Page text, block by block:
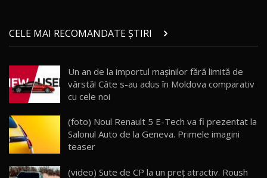
21
Micul BYD Dolphin Surf / Test Drive
AutoBlog.MD
16:59
22
Noua Mazda 6e / Test Drive AutoBlog.MD
26:59
23
Lynk & Co 01 / Test Drive AutoBlog.MD
25:19
24
ZEEKR 009: Cel mai Performant și Confortabil
CELE MAI RECOMANDATE ȘTIRI
Un an de la importul maşinilor fără limită de
vârstă! Câte s-au adus în Moldova comparativ
cu cele noi
(foto) Noul Renault 5 E-Tech va fi prezentat la
Salonul Auto de la Geneva. Primele imagini
teaser
(video) Sute de CP la un preţ atractiv. Roush